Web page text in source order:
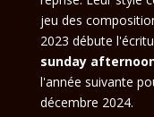
jeu des
2023 débute
sunday
l'année suivante
décembre 2024.